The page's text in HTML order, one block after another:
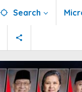
Search